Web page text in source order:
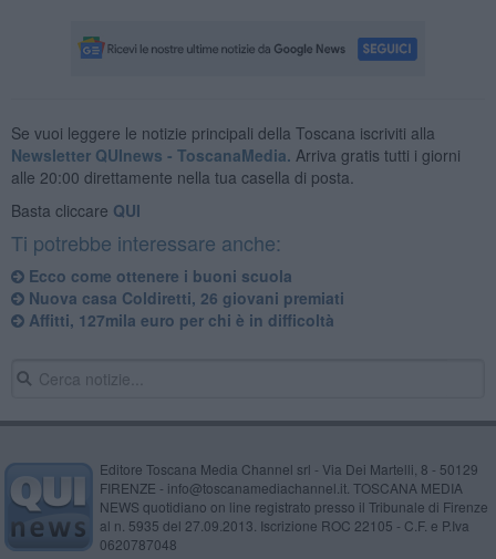
Se vuoi leggere le notizie principali della Toscana iscriviti alla
Newsletter QUInews - ToscanaMedia. Arriva gratis tutti i giorni
alle 20:00 direttamente nella tua casella di posta.
Basta cliccare QUI
Ti potrebbe interessare anche:
Ecco come ottenere i buoni scuola
Nuova casa Coldiretti, 26 giovani premiati
Affitti, 127mila euro per chi è in difficoltà
Editore Toscana Media Channel srl - Via Dei Martelli, 8 - 50129
FIRENZE - info@toscanamediachannel.it. TOSCANA MEDIA
NEWS quotidiano on line registrato presso il Tribunale di Firenze
al n. 5935 del 27.09.2013. Iscrizione ROC 22105 - C.F. e P.Iva
0620787048